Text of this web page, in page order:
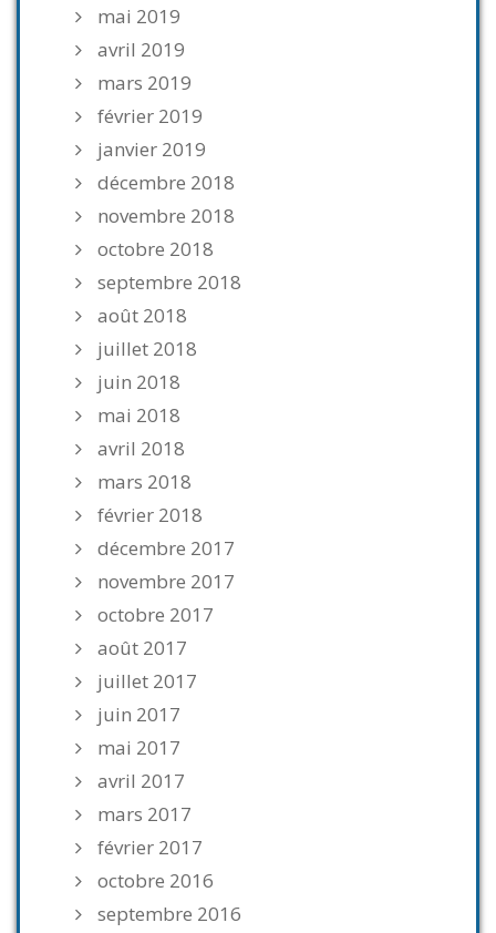
mai 2019
avril 2019
mars 2019
février 2019
janvier 2019
décembre 2018
novembre 2018
octobre 2018
septembre 2018
août 2018
juillet 2018
juin 2018
mai 2018
avril 2018
mars 2018
février 2018
décembre 2017
novembre 2017
octobre 2017
août 2017
juillet 2017
juin 2017
mai 2017
avril 2017
mars 2017
février 2017
octobre 2016
septembre 2016